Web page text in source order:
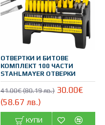
ОТВЕРТКИ И БИТОВЕ
КОМПЛЕКТ 100 ЧАСТИ
STAHLMAYER ОТВЕРКИ
41.00€ (80.19 лв.) 30.00€
(58.67 лв.)
КУПИ